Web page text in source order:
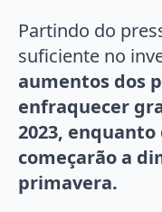
Partindo do
suficiente no
aumentos dos
enfraquecer
2023,
começarão a
primavera.